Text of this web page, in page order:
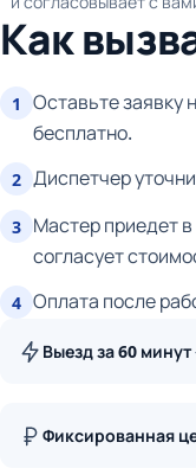
Как
1
Оставьте заявку
бесплатно.
2 Диспетчер
3 Мастер приедет
согласует
4 Оплата после
Выезд за 60 минут
Фиксированная